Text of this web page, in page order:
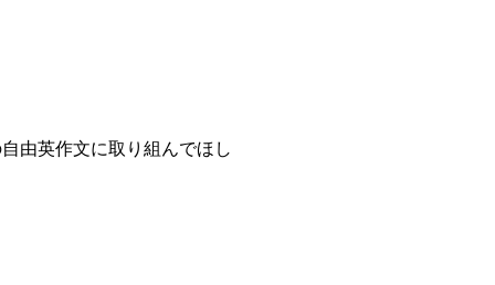
由英作文に取り組んでほし